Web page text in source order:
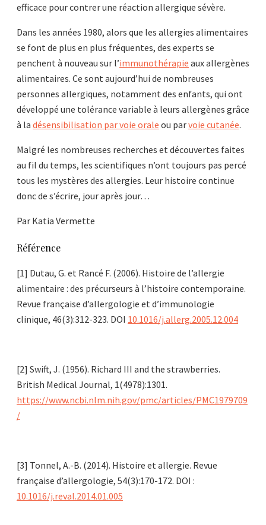
efficace pour contrer une réaction allergique sévère.
Dans les années 1980, alors que les allergies alimentaires
se font de plus en plus fréquentes, des experts se
penchent à nouveau sur l’immunothérapie aux allergènes
alimentaires. Ce sont aujourd’hui de nombreuses
personnes allergiques, notamment des enfants, qui ont
développé une tolérance variable à leurs allergènes grâce
à la désensibilisation par voie orale ou parvoie cutanée.
Malgré les nombreuses recherches et découvertes faites
au fil du temps, les scientifiques n’ont toujours pas percé
tous les mystères des allergies. Leur histoire continue
donc de s’écrire, jour après jour…
Par Katia Vermette
Référence
[1] Dutau, G. et Rancé F. (2006). Histoire de l’allergie
alimentaire : des précurseurs à l’histoire contemporaine.
Revue française d’allergologie et d’immunologie
clinique, 46(3):312-323. DOI 10.1016/j.allerg.2005.12.004
[2] Swift, J. (1956). Richard III and the strawberries.
British Medical Journal, 1(4978):1301.
https://www.ncbi.nlm.nih.gov/pmc/articles/PMC1979709
/
[3] Tonnel, A.-B. (2014). Histoire et allergie. Revue
française d’allergologie, 54(3):170-172. DOI :
10.1016/j.reval.2014.01.005